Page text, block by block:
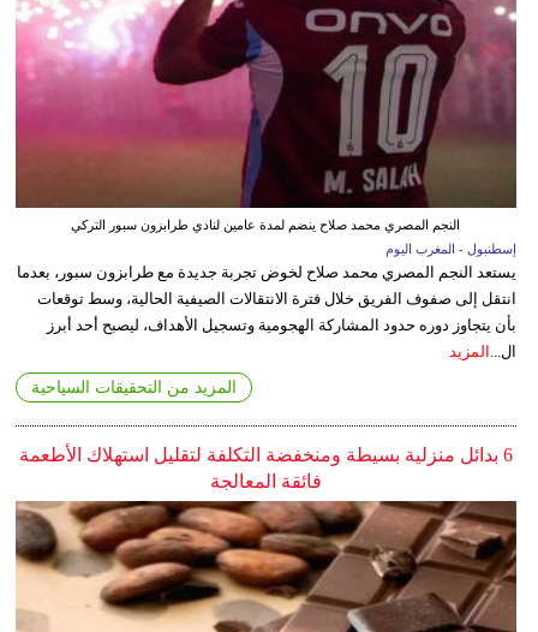
النجم المصري محمد صلاح ينضم لمدة عامين لنادي طرابزون سبور التركي
إسطنبول - المغرب اليوم
يستعد النجم المصري محمد صلاح لخوض تجربة جديدة مع طرابزون سبور، بعدما
انتقل إلى صفوف الفريق خلال فترة الانتقالات الصيفية الحالية، وسط توقعات
بأن يتجاوز دوره حدود المشاركة الهجومية وتسجيل الأهداف، ليصبح أحد أبرز
ال... المزيد
المزيد من التحقيقات السياحية
6 بدائل منزلية بسيطة ومنخفضة التكلفة لتقليل استهلاك الأطعمة
فائقة المعالجة